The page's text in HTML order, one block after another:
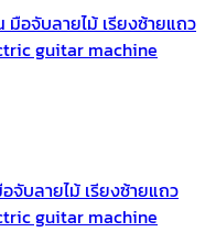
บลายไม้ เรียงซ้ายแถว
guitar machine